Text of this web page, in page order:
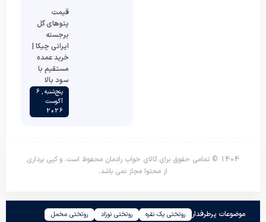
قیمت
پتوهای گل
برجسته
ایرانی چیکا |
خرید عمده
مستقیم با
سود بالا
پنج‌شنبه , 6
آگوست
2026
1404 © تمامی حقوق برای کالای خواب رادمان محفوظ است. و کپی برداری
از محتوا مجاز نمی باشد.
موضوعات پرطرفدار روتختی یک نفره روتختی نوزاد روتختی مخمل